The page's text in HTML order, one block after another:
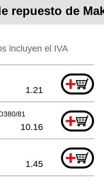
repuesto de
incluyen el IVA
+
1.21
81 +
10.16
+
1.45